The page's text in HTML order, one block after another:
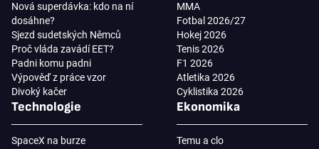
Nová superdávka: kdo na ní
dosáhne?
Sjezd sudetských Němců
Proč vláda zavádí EET?
Padni komu padni
Výpověď z práce vzor
Divoký kačer
MMA
Fotbal 2026/27
Hokej 2026
Tenis 2026
F1 2026
Atletika 2026
Cyklistika 2026
Technologie
SpaceX na burze
Ekonomika
Temu a clo